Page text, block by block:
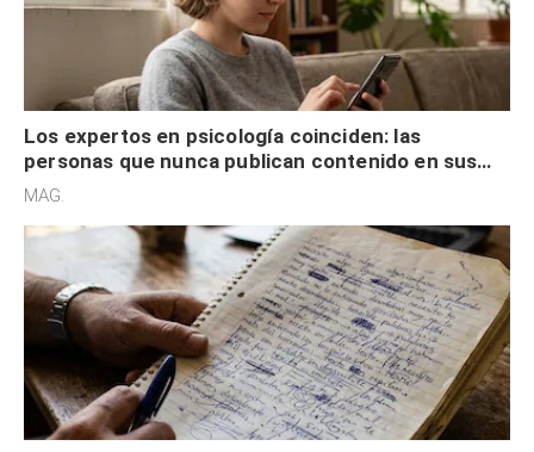
Los expertos en psicología coinciden: las
personas que nunca publican contenido en sus
redes sociales no pretenden buscar validación
MAG.